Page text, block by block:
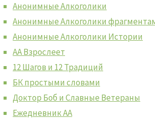
Анонимные Алкоголики
Анонимные Алкоголики
Анонимные Алкоголики Истории
АА Взрослеет
12 Шагов и 12 Традиций
БК простыми словами
Доктор Боб и Славные Ветераны
Ежедневник АА